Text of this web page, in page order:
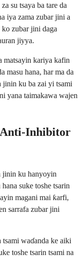
su tsaya ba tare da
iya zama zubar jini a
zubar jini daga
jiyya.
matsayin kariya kafin
masu hana, har ma da
jinin ku ba zai yi tsami
yana taimakawa wajen
Anti-Inhibitor
jinin ku hanyoyin
suke toshe tsarin
magani mai ƙarfi,
sarrafa zubar jini
tsami waɗanda ke aiki
toshe tsarin tsami na